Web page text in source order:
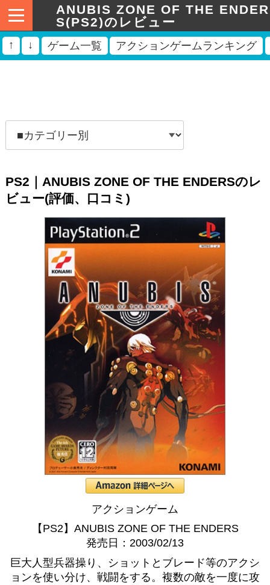
ANUBIS ZONE OF THE ENDER
S(PS2)のレビュー
↑ ↓ ゲーム一覧 アクションゲームランキング
PS2｜ANUBIS ZONE OF THE ENDERSのレ
ビュー(評価、口コミ)
アクションゲーム
【PS2】ANUBIS ZONE OF THE ENDERS
発売日：2003/02/13
巨大人型兵器操り、ショットとブレード等のアクシ
ョンを使い分け、戦闘をする。複数の敵を一度に攻